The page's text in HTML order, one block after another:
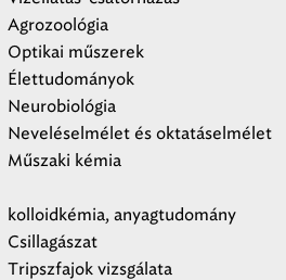
Agrozoológia
Optikai műszerek
Élettudományok
Neurobiológia
Neveléselmélet és oktatáselmélet
Műszaki kémia
kolloidkémia, anyagtudomány
Csillagászat
Tripszfajok vizsgálata